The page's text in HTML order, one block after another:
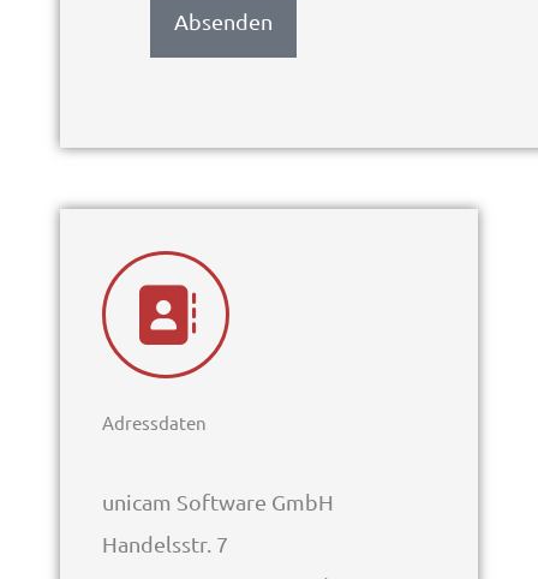
Absenden
Adressdaten
unicam Software GmbH
Handelsstr. 7